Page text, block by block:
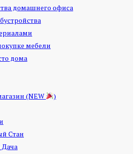
домашнего офиса
мебели
дома
(NEW
)
Стан
Дача